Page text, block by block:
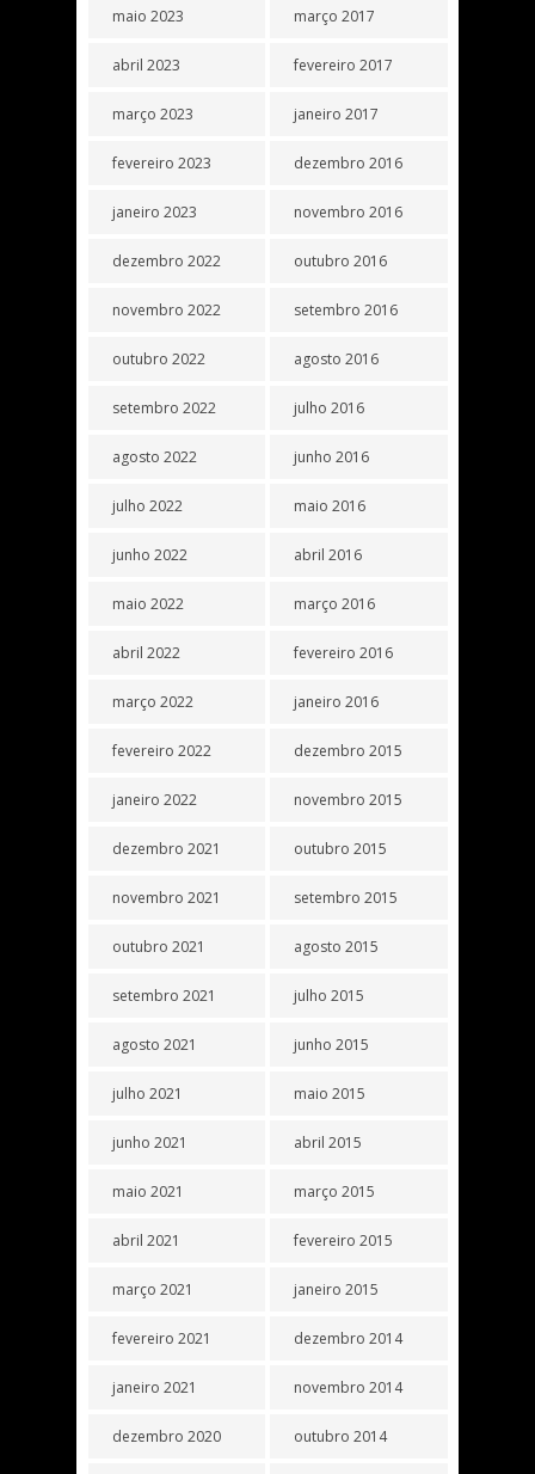
maio 2023
abril 2023
março 2023
fevereiro 2023
janeiro 2023
dezembro 2022
novembro 2022
outubro 2022
setembro 2022
agosto 2022
julho 2022
junho 2022
maio 2022
abril 2022
março 2022
fevereiro 2022
janeiro 2022
dezembro 2021
novembro 2021
outubro 2021
setembro 2021
agosto 2021
julho 2021
junho 2021
maio 2021
abril 2021
março 2021
fevereiro 2021
janeiro 2021
dezembro 2020
março 2017
fevereiro 2017
janeiro 2017
dezembro 2016
novembro 2016
outubro 2016
setembro 2016
agosto 2016
julho 2016
junho 2016
maio 2016
abril 2016
março 2016
fevereiro 2016
janeiro 2016
dezembro 2015
novembro 2015
outubro 2015
setembro 2015
agosto 2015
julho 2015
junho 2015
maio 2015
abril 2015
março 2015
fevereiro 2015
janeiro 2015
dezembro 2014
novembro 2014
outubro 2014